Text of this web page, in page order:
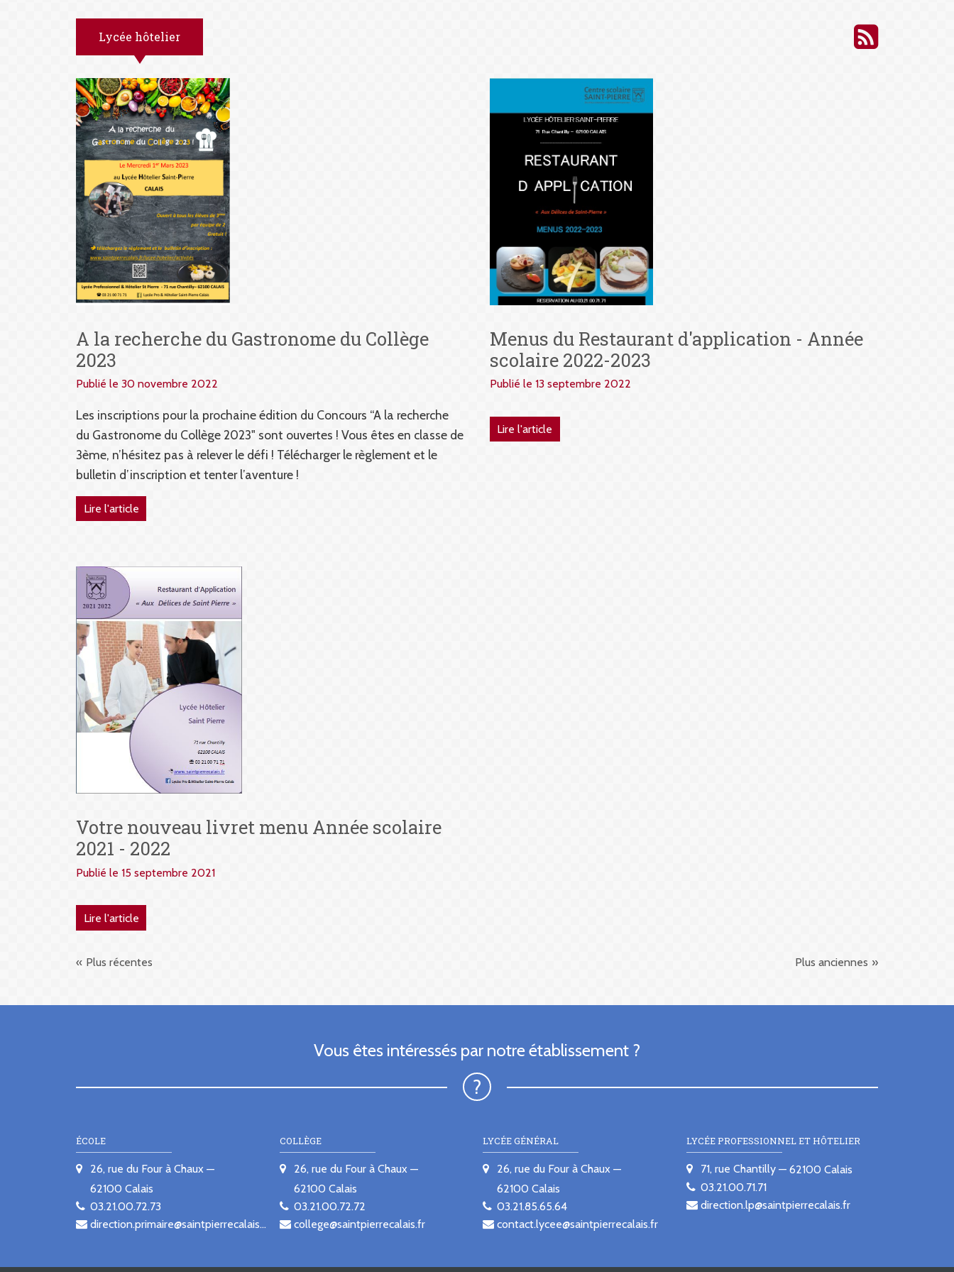
Lycée hôtelier
A la recherche du Gastronome du Collège
2023
Publié le 30 novembre 2022
Les inscriptions pour la prochaine édition du Concours “A la recherche
du Gastronome du Collège 2023" sont ouvertes ! Vous êtes en classe de
3ème, n’hésitez pas à relever le défi ! Télécharger le règlement et le
bulletin d’inscription et tenter l’aventure !
Lire l'article
Menus du Restaurant d'application - Année
scolaire 2022-2023
Publié le 13 septembre 2022
Lire l'article
Votre nouveau livret menu Année scolaire
2021 - 2022
Publié le 15 septembre 2021
Lire l'article
Plus récentes Plus anciennes
Vous êtes intéressés par notre établissement ?
ÉCOLE
26, rue du Four à Chaux
62100 Calais
03.21.00.72.73
direction.primaire@saintpierrecalais.fr
COLLÈGE
26, rue du Four à Chaux
62100 Calais
03.21.00.72.72
college@saintpierrecalais.fr
LYCÉE GÉNÉRAL
26, rue du Four à Chaux
62100 Calais
03.21.85.65.64
contact.lycee@saintpierrecalais.fr
LYCÉE PROFESSIONNEL ET HÔTELIER
71, rue Chantilly 62100 Calais
03.21.00.71.71
direction.lp@saintpierrecalais.fr